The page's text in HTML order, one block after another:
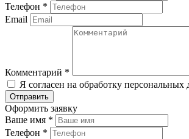
Телефон *
Email
Комментарий *
Я согласен на обработку
Оформить заявку
Ваше имя *
Телефон *